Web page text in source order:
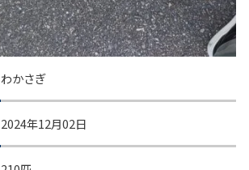
わかさぎ
2024年12月02日